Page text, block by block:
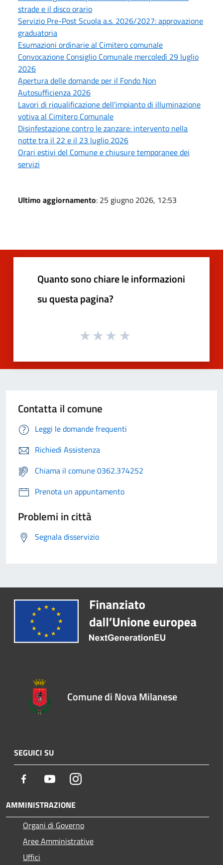
strade e il disco orario
Servizio Pre-Post Scuola a.s. 2026/2027: approvazione
graduatoria
Esumazioni ordinarie al Cimitero comunale
Convocazione Consiglio Comunale mercoledì 29 luglio
2026
Apertura delle domande per il Fondo Non
Autosufficienza 2026
Lavori di riqualificazione dell'impianto di illuminazione
votiva al Cimitero Comunale
Disinfestazione contro le zanzare: intervento nella
notte tra il 22 e il 23 luglio 2026
Orari estivi del Comune e chiusure temporanee dei
servizi
Ultimo aggiornamento: 25 giugno 2026, 12:53
Quanto sono chiare le informazioni
su questa pagina?
Contatta il comune
Leggi le domande frequenti
Richiedi Assistenza
Chiama il comune 0362.374252
Prenota un appuntamento
Problemi in città
Segnala disservizio
Comune di Nova Milanese
SEGUICI SU
Facebook YoutubeInstagram
AMMINISTRAZIONE
Organi di Governo
Aree Amministrative
Uffici